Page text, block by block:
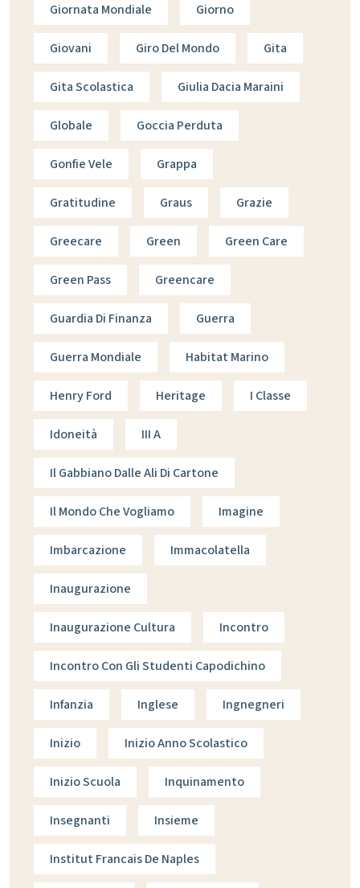
Giornata Mondiale Giorno
Giovani Giro Del Mondo Gita
Gita Scolastica Giulia Dacia Maraini
Globale Goccia Perduta
Gonfie Vele Grappa
Gratitudine Graus Grazie
Greecare Green Green Care
Green Pass Greencare
Guardia Di Finanza Guerra
Guerra Mondiale Habitat Marino
Henry Ford Heritage I Classe
Idoneità III A
Il Gabbiano Dalle Ali Di Cartone
Il Mondo Che Vogliamo Imagine
Imbarcazione Immacolatella
Inaugurazione
Inaugurazione Cultura Incontro
Incontro Con Gli Studenti Capodichino
Infanzia Inglese Ingnegneri
Inizio Inizio Anno Scolastico
Inizio Scuola Inquinamento
Insegnanti Insieme
Institut Francais De Naples